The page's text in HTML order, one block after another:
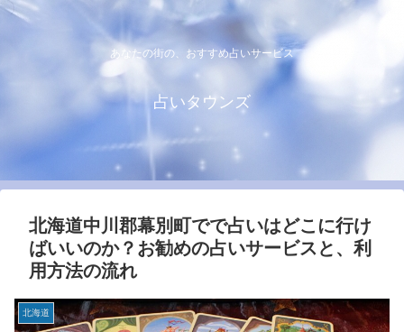
あなたの街の、おすすめ占いサービス
占いタウンズ
北海道中川郡幕別町でで占いはどこに行け
ばいいのか？お勧めの占いサービスと、利
用方法の流れ
北海道